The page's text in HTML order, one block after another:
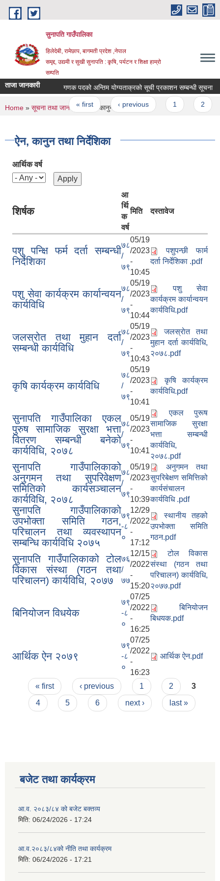
Skip to main content
सुनापति गाउँपालिका
हिलेदेबी, रामेछाप, बागमती प्रदेश ,नेपाल
समृद्द, उद्यमी र सुखी सुनापति : कृषि, पर्यटन र शिक्षा हाम्रो
सम्पति
ताजा जानकारी गणक पदको अन्तिम योग्यताक्रको सूची प्रकाशन सम्बन्धी सूचना
Pages
« first ‹ previous
You are here
Home » सूचना तथा जानकारी » ऐन, कानुन तथा निर्देशिका
ऐन, कानुन तथा निर्देशिका
आर्थिक वर्ष
शिर्षक
आ
र्थि
क
वर्ष
मिति दस्तावेज
पशु पन्क्षि फर्म दर्ता सम्बन्धी
निर्देशिका
७८
/
७९
05/19
/2023
-
10:45
पशुपन्छी फार्म
दर्ता निर्देशिका .pdf
पशु सेवा कार्यक्रम कार्यान्वयन
कार्यविधि
७८
/
७९
05/19
/2023
-
10:44
पशु सेवा
कार्यक्रम कार्यान्वयन
कार्यविधि.pdf
जलस्रोत तथा मुहान दर्ता
सम्बन्धी कार्यविधि
७८
/
७९
05/19
/2023
-
10:43
जलस्राेत तथा
मुहान दर्ता कार्यविधि,
२०७८.pdf
कृषि कार्यक्रम कार्यविधि
७८
/
७९
05/19
/2023
-
10:41
कृषि कार्यक्रम
कार्यविधि.pdf
सुनापति गाउँपालिका एकल
पुरुष सामाजिक सुरक्षा भत्ता
वितरण सम्बन्धी बनेको
कार्यविधि, २०७८
७८
/
७९
05/19
/2023
-
10:41
एकल पुरूष
सामाजिक सुरक्षा
भत्ता सम्बन्धी
कार्यविधि,
२०७८.pdf
सुनापति गाउँपालिकाको
अनुगमन तथा सुपरिवेक्षण
समितिको कार्यसञ्चालन
कार्यविधि, २०७८
७८
/
७९
05/19
/2023
-
10:39
अनुगमन तथा
सुपरिबेक्षण समित्तिको
कार्यसंचालन
कार्यविधि .pdf
सुनापति गाउँपालिकाको
उपभोक्ता समिति गठन,
परिचालन तथा व्यवस्थापन
सम्बन्धि कार्यविधि २०७५
७९
-८
०
12/29
/2022
-
17:12
स्थानीय तहको
उपभोक्ता समिति
गठन.pdf
सुनापति गाउँपालिकाको टोल
विकास संस्था (गठन तथा
परिचालन) कार्यविधि, २०७७
७६
/
७७
12/15
/2022
-
15:20
टोल विकास
संस्था (गठन तथा
परिचालन) कार्यविधि,
२०७७.pdf
बिनियोजन विधयेक
७९
-८
०
07/25
/2022
-
16:25
बिनियोजन
बिधयक.pdf
आर्थिक ऐन २०७९
७९
-८
०
07/25
/2022
-
16:23
आर्थिक ऐन.pdf
Pages
« first ‹ previous 1 2
3
4
5 6 next › last »
बजेट तथा कार्यक्रम
आ.व. २०८३/८४ को बजेट बक्तव्य
मिति: 06/24/2026 - 17:24
आ.व.२०८३/८४को नीति तथा कार्यक्रम
मिति: 06/24/2026 - 17:21